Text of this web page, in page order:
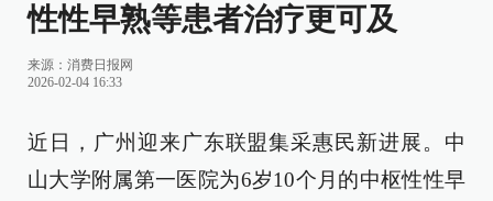
性性早熟等患者治疗更可及
来源：消费日报网
2026-02-04 16:33
近日，广州迎来广东联盟集采惠民新进展。中
山大学附属第一医院为6岁10个月的中枢性性早